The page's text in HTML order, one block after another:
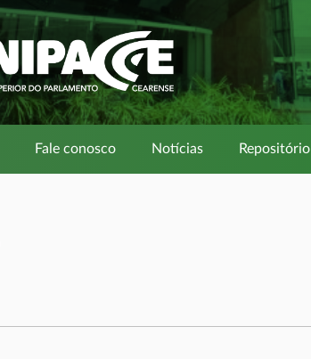
Fale conosco Notícias Repositório